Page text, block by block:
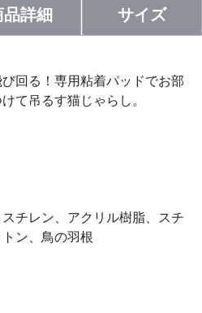
品詳細 サイズ
回る！専用粘着パッドでお部
て吊るす猫じゃらし。
チレン、アクリル樹脂、スチ
ン、鳥の羽根